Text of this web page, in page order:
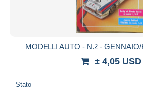
MODELLI AUTO - N.2 -
± 4,05 USD
Stato